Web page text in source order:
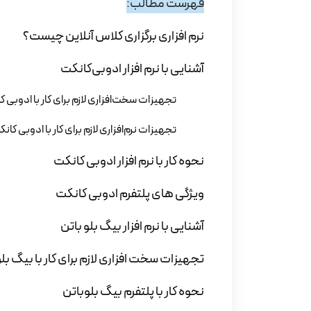
نرم افزاری برگزاری کلاس آنلاین چیست؟
آشنایی با نرم افزار ادوبی‌کانکت
تجهیزات سخت‌افزاری لازم برای کار با ادوبی
تجهیزات نرم‌افزاری لازم برای کار با ادوبی
نحوه کار با نرم افزار ادوبی کانکت
ویژگی های پلتفرم ادوبی کانکت
آشنایی با نرم افزار بیگ بلو باتن
تجهیزات سخت افزاری لازم برای کار با بیگ
نحوه کار با پلتفرم بیگ بلوباتن